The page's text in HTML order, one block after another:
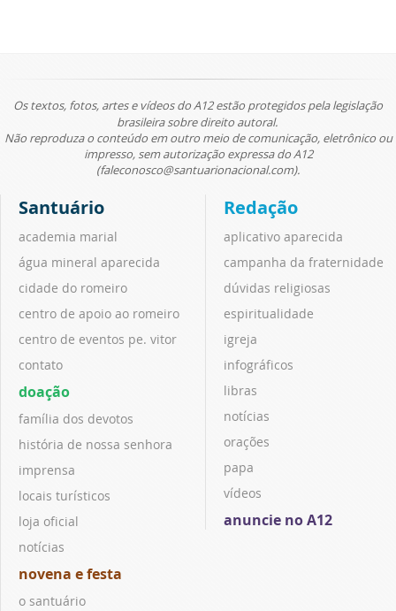
Os textos, fotos, artes e vídeos do A12 estão protegidos pela legislação
brasileira sobre direito autoral.
Não reproduza o conteúdo em outro meio de comunicação, eletrônico ou
impresso, sem autorização expressa do A12
(faleconosco@santuarionacional.com).
Santuário
academia marial
água mineral aparecida
cidade do romeiro
centro de apoio ao romeiro
centro de eventos pe. vitor
contato
doação
família dos devotos
história de nossa senhora
imprensa
locais turísticos
loja oficial
notícias
novena e festa
o santuário
Redação
aplicativo aparecida
campanha da fraternidade
dúvidas religiosas
espiritualidade
igreja
infográficos
libras
notícias
orações
papa
vídeos
anuncie no A12